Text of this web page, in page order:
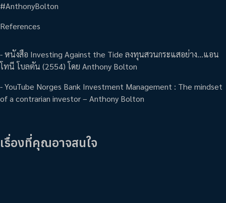
#AnthonyBolton
References
- หนังสือ Investing Against the Tide ลงทุนสวนกระแสอย่าง…แอน
โทนี โบลตัน (2554) โดย Anthony Bolton
- YouTube Norges Bank Investment Management : The mindset
of a contrarian investor – Anthony Bolton
เรื่องที่คุณอาจสนใจ